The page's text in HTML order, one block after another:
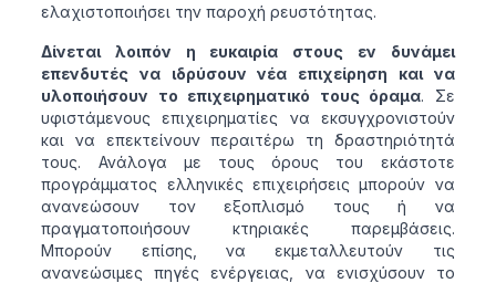
ελαχιστοποιήσει την παροχή ρευστότητας.
Δίνεται λοιπόν η ευκαιρία στους εν δυνάμει
επενδυτές να ιδρύσουν νέα επιχείρηση και να
υλοποιήσουν το επιχειρηματικό τους όραμα. Σε
υφιστάμενους επιχειρηματίες να εκσυγχρονιστούν
και να επεκτείνουν περαιτέρω τη δραστηριότητά
τους. Ανάλογα με τους όρους του εκάστοτε
προγράμματος ελληνικές επιχειρήσεις μπορούν να
ανανεώσουν τον εξοπλισμό τους ή να
πραγματοποιήσουν κτηριακές παρεμβάσεις.
Μπορούν επίσης, να εκμεταλλευτούν τις
ανανεώσιμες πηγές ενέργειας, να ενισχύσουν το